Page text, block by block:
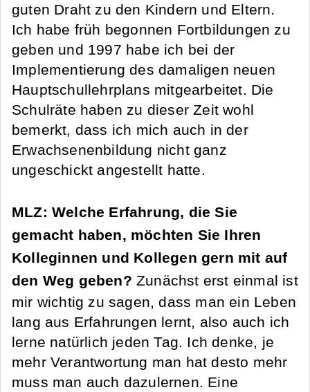
guten Draht zu den Kindern und Eltern.
Ich habe früh begonnen Fortbildungen zu
geben und 1997 habe ich bei der
Implementierung des damaligen neuen
Hauptschullehrplans mitgearbeitet. Die
Schulräte haben zu dieser Zeit wohl
bemerkt, dass ich mich auch in der
Erwachsenenbildung nicht ganz
ungeschickt angestellt hatte.
MLZ: Welche Erfahrung, die Sie
gemacht haben, möchten Sie Ihren
Kolleginnen und Kollegen gern mit auf
den Weg geben? Zunächst erst einmal ist
mir wichtig zu sagen, dass man ein Leben
lang aus Erfahrungen lernt, also auch ich
lerne natürlich jeden Tag. Ich denke, je
mehr Verantwortung man hat desto mehr
muss man auch dazulernen. Eine